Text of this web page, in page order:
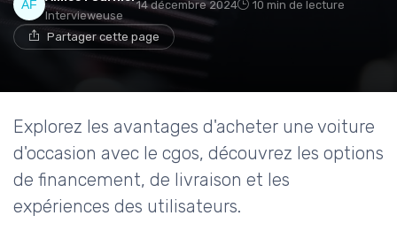
Intervieweuse
14 décembre 2024 10 min de lecture
Partager cette page
Explorez les avantages d'acheter une voiture
d'occasion avec le cgos, découvrez les options
de financement, de livraison et les
expériences des utilisateurs.